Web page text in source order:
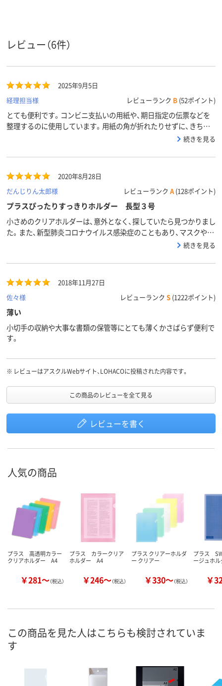
向き タテ
材質
レビュー（6件）
2025年9月5日
経理担当様
レビューランク B (52ポイント)
とても便利です。コンビニ支払いの用紙や、期日指定の伝票などを
整理するのに使用しています。用紙の角が折れたりせずに、きちん
続きを見る
2020年8月28日
だんじりん太郎様
レビューランク A (128ポイント)
プラスぴったりすっきりホルダー 長型３号
小さめのクリアホルダーは、意外となく、探していたら見つかりまし
た。また、新型肺炎コロナウイルス感染症のこともあり、マスクやマ
スクケースが不足していたのですが、使い捨てマスクを2～3枚入れ
続きを見る
2018年11月27日
佐々様
レビューランク S (1222ポイント)
薄い
小切手の収納や大事な書類の保管等にとても薄くかさばらず便利で
す。
※ レビューはアスクルWebサイト、LOHACOに投稿された内容です。
この商品のレビューを全て見る
レビューを書く
人気の商品
プラス 高透明カラー
クリアホルダー A4
￥281～（税込）
プラス カラークリア
ホルダー A4
￥246～（税込）
プラス クリアーホルダ
ー クリアー
￥330～（税込）
プラス
ージュホ
￥
この商品を見た人はこちらも検討されていま
す